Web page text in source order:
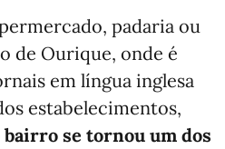
padaria ou
de Ourique, onde é
em língua inglesa
estabelecimentos,
se tornou um dos